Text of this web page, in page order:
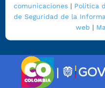
comunicaciones| Política
de Seguridad de la
web |
|